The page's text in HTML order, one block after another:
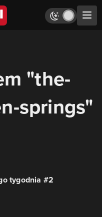
"the-
springs"
tygodnia #2